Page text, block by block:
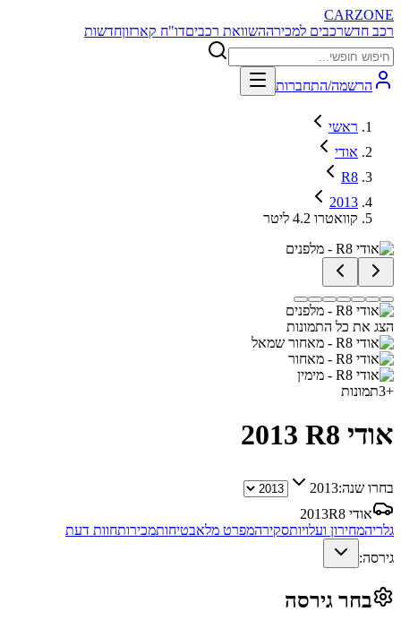
CARZONE
רכב חדשרכבים למכירההשוואת רכביםדו"ח קארזוןחדשות
הרשמה/התחברות
ראשי
אודי
R8
2013
קוואטרו 4.2 ליטר
הצג את כל התמונות
+
3תמונות
אודי R8 2013
בחרו שנה:2013
אודי R8
2013
גלריהמחירון ועלויותסקירהמפרט מלאבטיחותמכירותחוות דעת
גירסה:
בחר גירסה